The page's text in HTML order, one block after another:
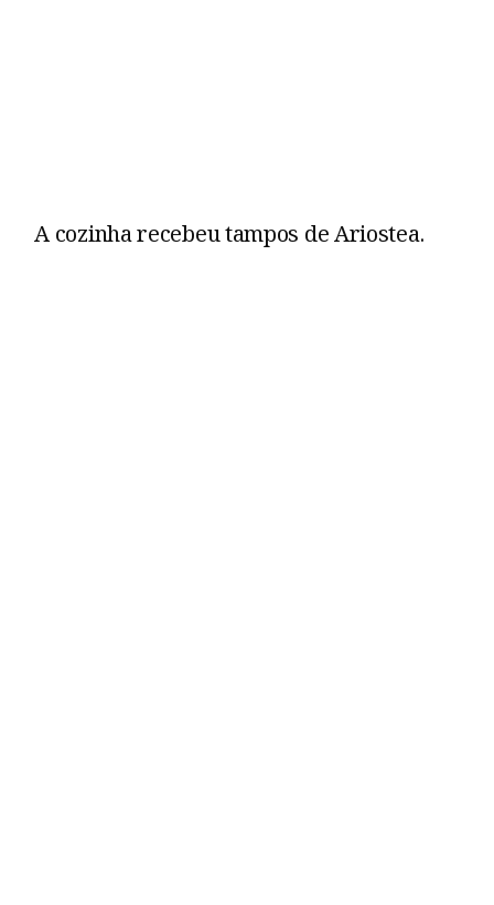
A cozinha recebeu tampos de Ariostea.